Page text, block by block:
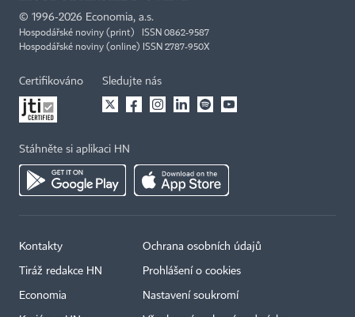
© 1996-2026 Economia, a.s.
Hospodářské noviny (print) ISSN 0862-9587
Hospodářské noviny (online) ISSN 2787-950X
Certifikováno Sledujte nás
Stáhněte si aplikaci HN
Kontakty
Tiráž redakce HN
Economia
Ochrana osobních údajů
Prohlášení o cookies
Nastavení soukromí